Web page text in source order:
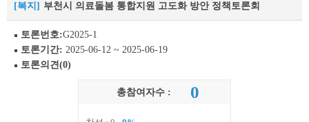
[복지] 부천시 의료돌봄 통합지원 고도화 방안 정책토론회
토론번호:G2025-1
토론기간: 2025-06-12 ~ 2025-06-19
토론의견(0)
총참여자수 : 0